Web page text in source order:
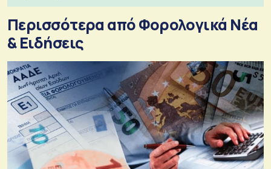
Περισσότερα από Φορολογικά Νέα
& Eιδήσεις